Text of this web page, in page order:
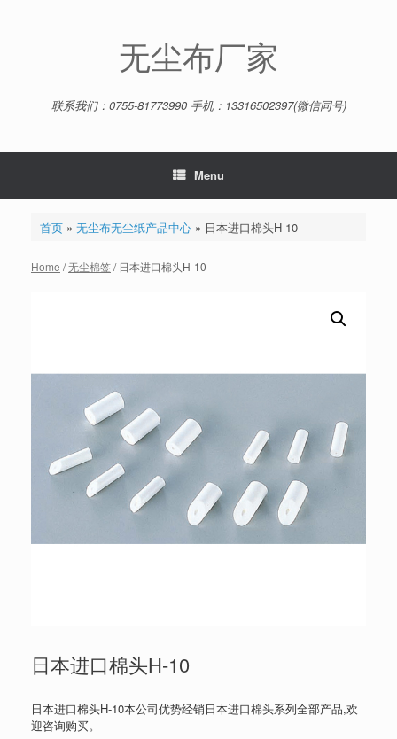
无尘布厂家
联系我们：0755-81773990 手机：13316502397(微信同号)
Menu
首页» 无尘布无尘纸产品中心» 日本进口棉头H-10
Home /无尘棉签/ 日本进口棉头H-10
日本进口棉头H-10
日本进口棉头H-10本公司优势经销日本进口棉头系列全部产品,欢
迎咨询购买。